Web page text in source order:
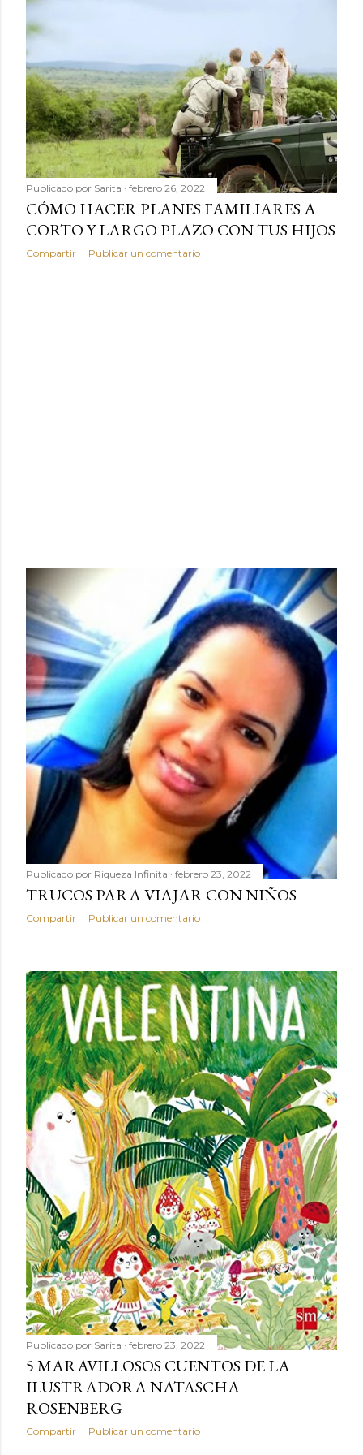
Publicado por Sarita febrero 26, 2022
CÓMO HACER PLANES FAMILIARES A
CORTO Y LARGO PLAZO CON TUS HIJOS
Compartir Publicar un comentario
Publicado por Riqueza Infinita febrero 23, 2022
TRUCOS PARA VIAJAR CON NIÑOS
Compartir Publicar un comentario
Publicado por Sarita febrero 23, 2022
5 MARAVILLOSOS CUENTOS DE LA
ILUSTRADORA NATASCHA
ROSENBERG
Compartir Publicar un comentario